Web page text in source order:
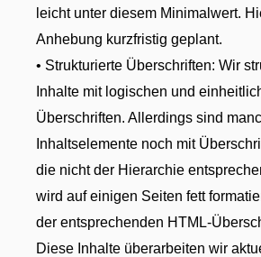
leicht unter diesem Minimalwert.
Anhebung kurzfristig geplant.
• Strukturierte Überschriften: Wir
Inhalte mit logischen und
Überschriften. Allerdings sind
Inhaltselemente noch mit
die nicht der Hierarchie
wird auf einigen Seiten fett
der entsprechenden HTML-
Diese Inhalte überarbeiten wir